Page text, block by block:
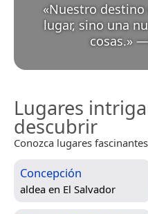
«Nuestro destino
lugar, sino una
cosas.» —
Lugares
descubrir
Conozca lugares
Concepción
aldea en El Salvador